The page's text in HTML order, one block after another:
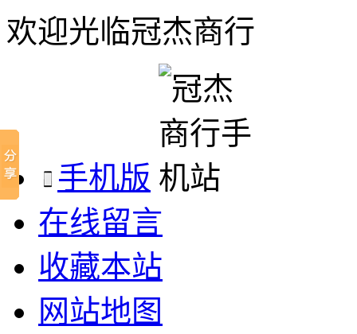
欢迎光临冠杰商行
手机版
在线留言
收藏本站
网站地图